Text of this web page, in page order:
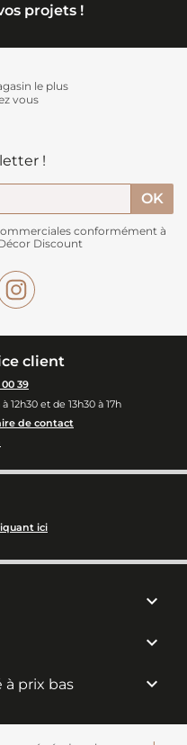
projets !
le plus
vous
!
conformément à
Discount
client
39
12h30 et de 13h30 à 17h
de contact
ici


prix bas 